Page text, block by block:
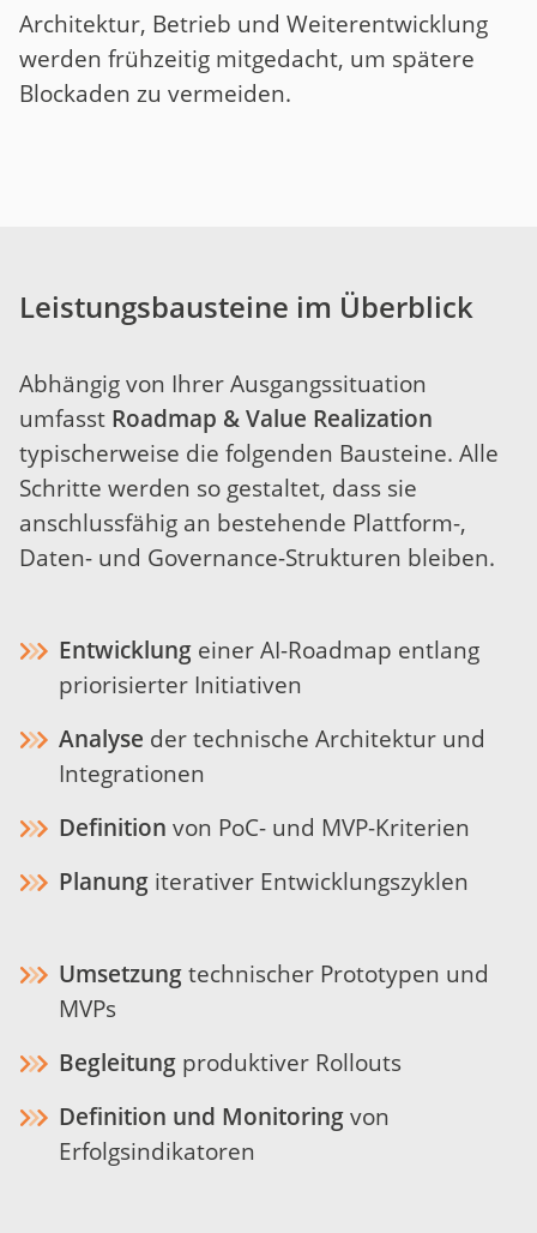
Architektur, Betrieb und Weiterentwicklung
werden frühzeitig mitgedacht, um spätere
Blockaden zu vermeiden.
Leistungsbausteine im Überblick
Abhängig von Ihrer Ausgangssituation
umfasst Roadmap & Value Realization
typischerweise die folgenden Bausteine. Alle
Schritte werden so gestaltet, dass sie
anschlussfähig an bestehende Plattform-,
Daten- und Governance-Strukturen bleiben.
Entwicklung einer AI-Roadmap entlang
priorisierter Initiativen
Analyse der technische Architektur und
Integrationen
Definition von PoC- und MVP-Kriterien
Planung iterativer Entwicklungszyklen
Umsetzungtechnischer Prototypen und
MVPs
Begleitung produktiver Rollouts
Definition und Monitoringvon
Erfolgsindikatoren